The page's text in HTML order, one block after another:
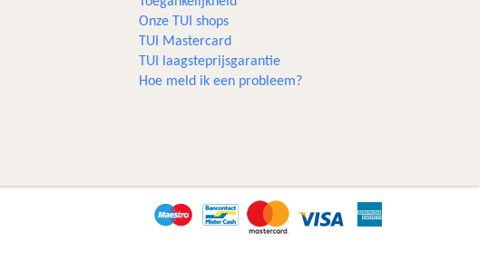
Onze TUI shops
TUI Mastercard
TUI laagsteprijsgarantie
Hoe meld ik een probleem?